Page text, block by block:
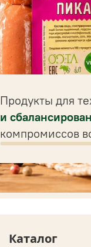
Продукты для
и
компромиссов
Каталог